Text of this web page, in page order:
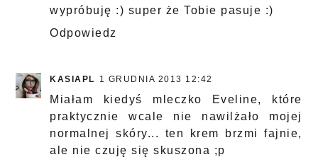
wypróbuję :) super że Tobie pasuje :)
Odpowiedz
KASIAPL 1 GRUDNIA 2013 12:42
Miałam kiedyś mleczko Eveline, które
praktycznie wcale nie nawilżało mojej
normalnej skóry... ten krem brzmi fajnie,
ale nie czuję się skuszona ;p